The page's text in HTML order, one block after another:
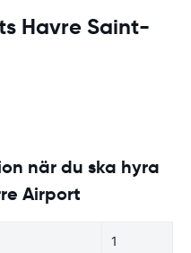
Havre Saint-
när du ska hyra
Airport
1